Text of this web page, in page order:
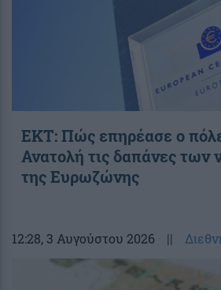
ΕΚΤ: Πώς επηρέασε ο
Ανατολή τις δαπάνες των
της Ευρωζώνης
12:28, 3 Αυγούστου 2026 ||